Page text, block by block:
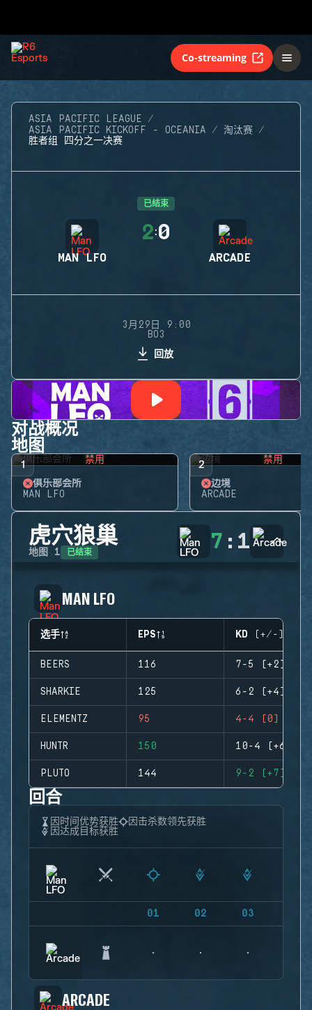
Co-streaming
ASIA PACIFIC LEAGUE
ASIA PACIFIC KICKOFF - OCEANIA
淘汰赛
胜者组 四分之一决赛
已结束
MAN LFO
2:0
ARCADE
3月29日 9:00
BO3
回放
对战概况
地图
1 禁用
俱乐部会所
MAN LFO
2 禁用
边境
ARCADE
虎穴狼巢
地图 1 已结束 7 : 1
MAN LFO
选手 EPS KD (+/-)
BEERS 116 7-5 (+2)
SHARKIE 125 6-2 (+4)
ELEMENTZ 95 4-4 (0)
HUNTR 150 10-4 (+6)
PLUTO 144 9-2 (+7)
回合
因时间优势获胜
因击杀数领先获胜
因达成目标获胜
01 02 03
ARCADE